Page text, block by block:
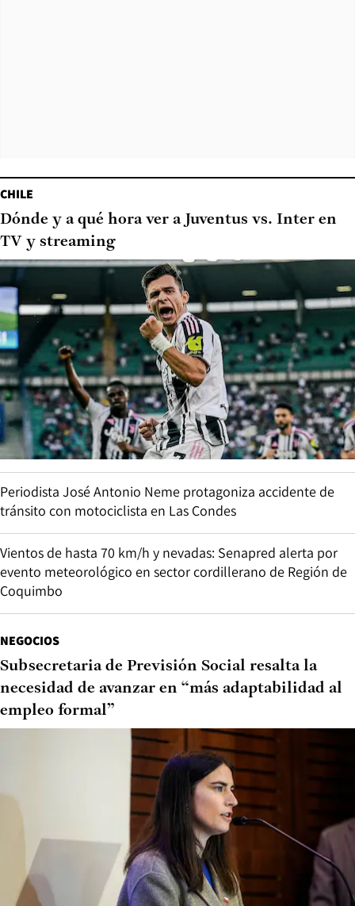
CHILE
Dónde y a qué hora ver a Juventus vs. Inter en
TV y streaming
Periodista José Antonio Neme protagoniza accidente de
tránsito con motociclista en Las Condes
Vientos de hasta 70 km/h y nevadas: Senapred alerta por
evento meteorológico en sector cordillerano de Región de
Coquimbo
NEGOCIOS
Subsecretaria de Previsión Social resalta la
necesidad de avanzar en “más adaptabilidad al
empleo formal”